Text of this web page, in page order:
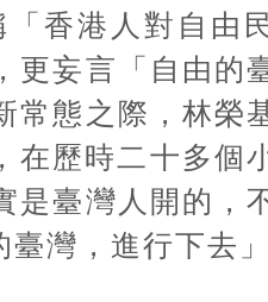
香港人對自由
妄言「自由的
常態之際，林榮
在歷時二十多個
是臺灣人開的，
灣，進行下去」